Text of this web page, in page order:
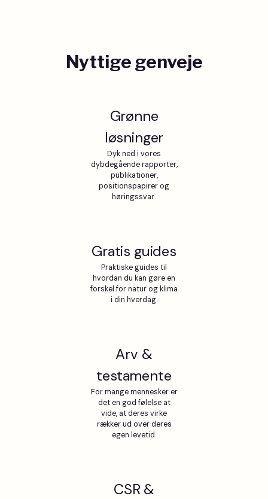
Nyttige genveje
Grønne
løsninger
Dyk ned i vores
dybdegående rapporter,
publikationer,
positionspapirer og
høringssvar.
Gratis guides
Praktiske guides til
hvordan du kan gøre en
forskel for natur og klima
i din hverdag.
Arv &
testamente
For mange mennesker er
det en god følelse at
vide, at deres virke
rækker ud over deres
egen levetid.
CSR &